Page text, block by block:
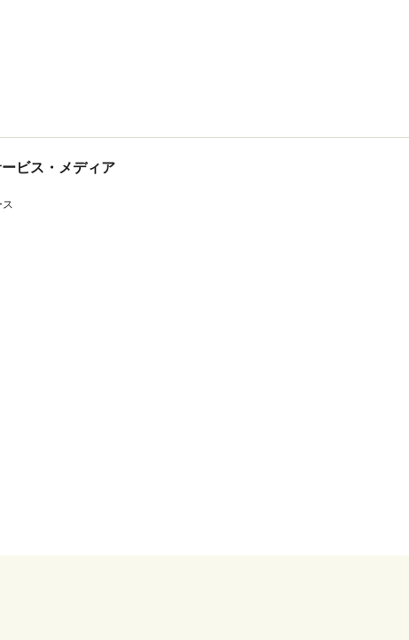
ビス・メディア
ス